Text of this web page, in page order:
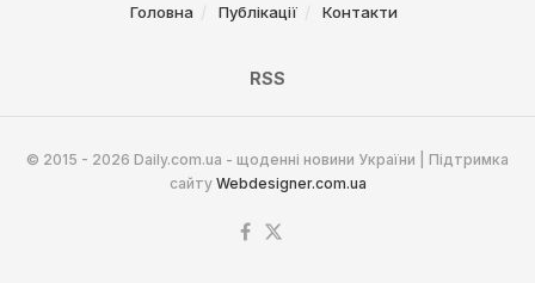
Головна Публікації Контакти
RSS
© 2015 - 2026 Daily.com.ua - щоденні новини України | Підтримка
сайту Webdesigner.com.ua